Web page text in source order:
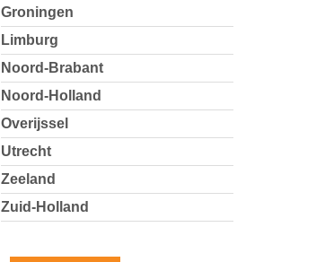
Groningen
Limburg
Noord-Brabant
Noord-Holland
Overijssel
Utrecht
Zeeland
Zuid-Holland